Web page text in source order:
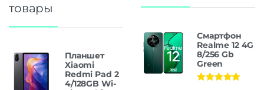
товары
Планшет
Xiaomi
Redmi Pad 2
4/128GB Wi-
Смартфон
Realme 12 4G
8/256 Gb
Green